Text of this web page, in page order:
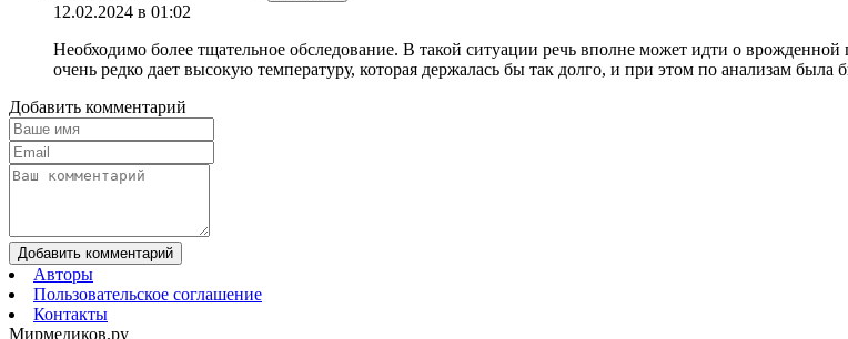
12.02.2024 в 01:02
Необходимо более тщательное обследование. В такой ситуации речь вполне может идти о
очень редко дает высокую температуру, которая держалась бы так долго, и при этом по анализам
Добавить комментарий
Добавить комментарий
Авторы
Пользовательское соглашение
Контакты
Мирмедиков.ру